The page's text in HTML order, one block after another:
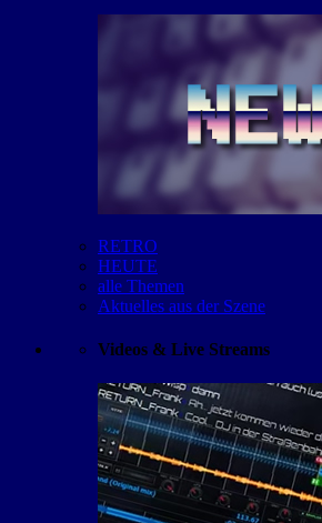
RETRO
HEUTE
alle Themen
Aktuelles aus der Szene
Videos & Live Streams